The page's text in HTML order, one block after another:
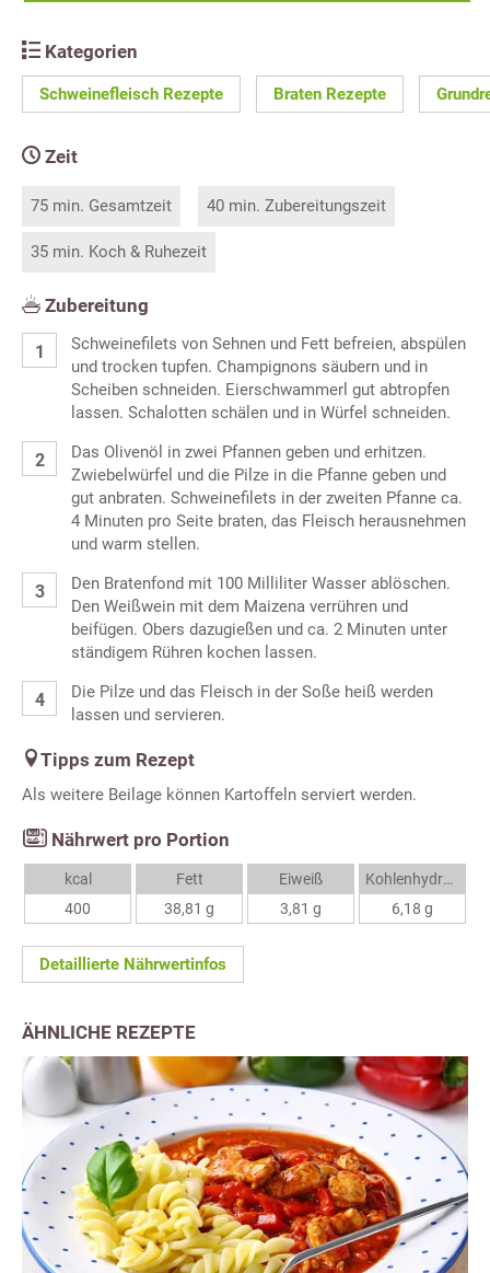
Kategorien
Schweinefleisch Rezepte Braten Rezepte
Zeit
75 min. Gesamtzeit 40 min. Zubereitungszeit
35 min. Koch & Ruhezeit
Zubereitung
Schweinefilets von Sehnen und Fett befreien, abspülen
und trocken tupfen. Champignons säubern und in
Scheiben schneiden. Eierschwammerl gut abtropfen
lassen. Schalotten schälen und in Würfel schneiden.
Das Olivenöl in zwei Pfannen geben und erhitzen.
Zwiebelwürfel und die Pilze in die Pfanne geben und
gut anbraten. Schweinefilets in der zweiten Pfanne ca.
4 Minuten pro Seite braten, das Fleisch herausnehmen
und warm stellen.
Den Bratenfond mit 100 Milliliter Wasser ablöschen.
Den Weißwein mit dem Maizena verrühren und
beifügen. Obers dazugießen und ca. 2 Minuten unter
ständigem Rühren kochen lassen.
Die Pilze und das Fleisch in der Soße heiß werden
lassen und servieren.
Tipps zum Rezept
Als weitere Beilage können Kartoffeln serviert werden.
Nährwert pro Portion
kcal
400
Fett
38,81 g
Eiweiß
3,81 g
Kohlenhydrate
6,18 g
Detaillierte Nährwertinfos
ÄHNLICHE REZEPTE